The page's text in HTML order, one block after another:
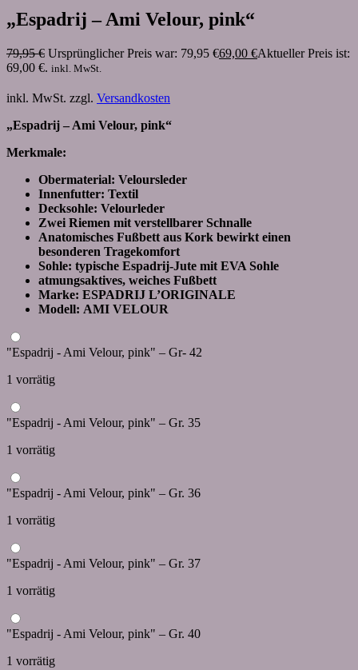
„Espadrij – Ami Velour, pink“
79,95€ Ursprünglicher Preis war: 79,95 €69,00 €Aktueller Preis ist:
69,00 €. inkl. MwSt.
inkl. MwSt. zzgl. Versandkosten
„Espadrij – Ami Velour, pink“
Merkmale:
Obermaterial: Veloursleder
Innenfutter: Textil
Decksohle: Velourleder
Zwei Riemen mit verstellbarer Schnalle
Anatomisches Fußbett aus Kork bewirkt einen
besonderen Tragekomfort
Sohle: typische Espadrij-Jute mit EVA Sohle
atmungsaktives, weiches Fußbett
Marke: ESPADRIJ L’ORIGINALE
Modell: AMI VELOUR
"Espadrij - Ami Velour, pink" – Gr- 42
1 vorrätig
"Espadrij - Ami Velour, pink" – Gr. 35
1 vorrätig
"Espadrij - Ami Velour, pink" – Gr. 36
1 vorrätig
"Espadrij - Ami Velour, pink" – Gr. 37
1 vorrätig
"Espadrij - Ami Velour, pink" – Gr. 40
1 vorrätig